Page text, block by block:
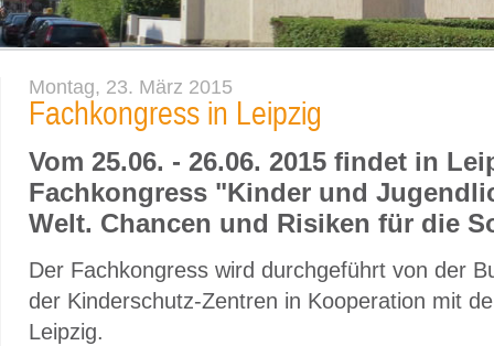
Montag, 23. März 2015
Fachkongress in Leipzig
Vom 25.06. - 26.06. 2015 findet in
Fachkongress "Kinder und
Welt. Chancen und Risiken für die
Der Fachkongress wird durchgeführt von der
der Kinderschutz-Zentren in Kooperation mit
Leipzig.